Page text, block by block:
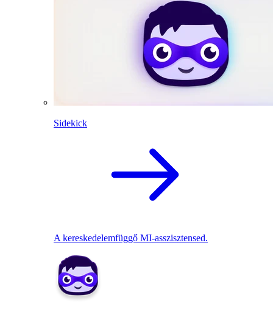
Sidekick
A kereskedelemfüggő MI-asszisztensed.